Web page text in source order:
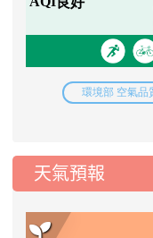
天氣預報